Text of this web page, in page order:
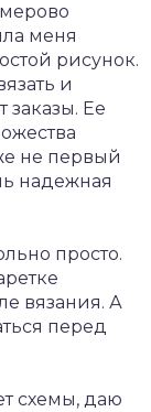
меня
рисунок.
и
заказы. Ее
не первый
надежная
просто.
вязания. А
перед
схемы, даю